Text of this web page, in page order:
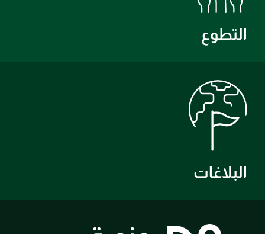
التطوع
البلاغات